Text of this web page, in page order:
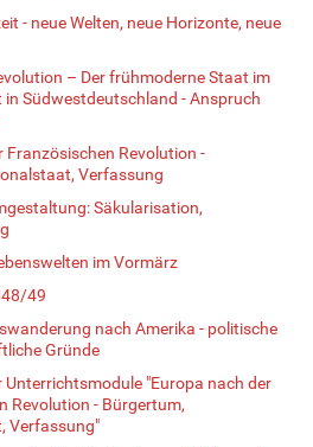
- neue Welten, neue Horizonte, neue
– Der frühmoderne Staat im
Südwestdeutschland - Anspruch
Französischen Revolution -
Verfassung
Säkularisation,
im Vormärz
49
nach Amerika - politische
Gründe
Unterrichtsmodule "Europa nach der
Revolution - Bürgertum,
Verfassung"